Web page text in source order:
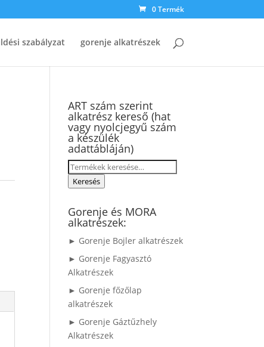
0 Termék
szabályzat gorenje alkatrészek
ART szám szerint
alkatrész kereső (hat
vagy nyolcjegyű szám
a készülék
adattábláján)
Keresés
a Keresés
Gorenje és MORA
alkatrészek:
► Gorenje Bojler alkatrészek
► Gorenje Fagyasztó
Alkatrészek
► Gorenje főzőlap
alkatrészek
► Gorenje Gáztűzhely
Alkatrészek